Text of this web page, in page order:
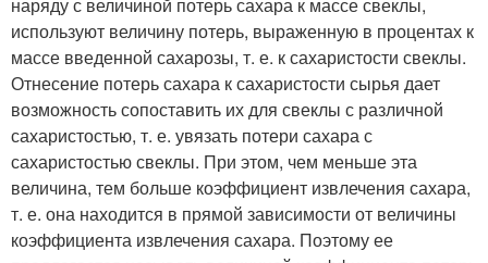
используют величину потерь, выраженную в процентах к
массе введенной сахарозы, т. е. к сахаристости свеклы.
Отнесение потерь сахара к сахаристости сырья дает
возможность сопоставить их для свеклы с различной
сахаристостью, т. е. увязать потери сахара с
сахаристостью свеклы. При этом, чем меньше эта
величина, тем больше коэффициент извлечения сахара,
т. е. она находится в прямой зависимости от величины
коэффициента извлечения сахара. Поэтому ее